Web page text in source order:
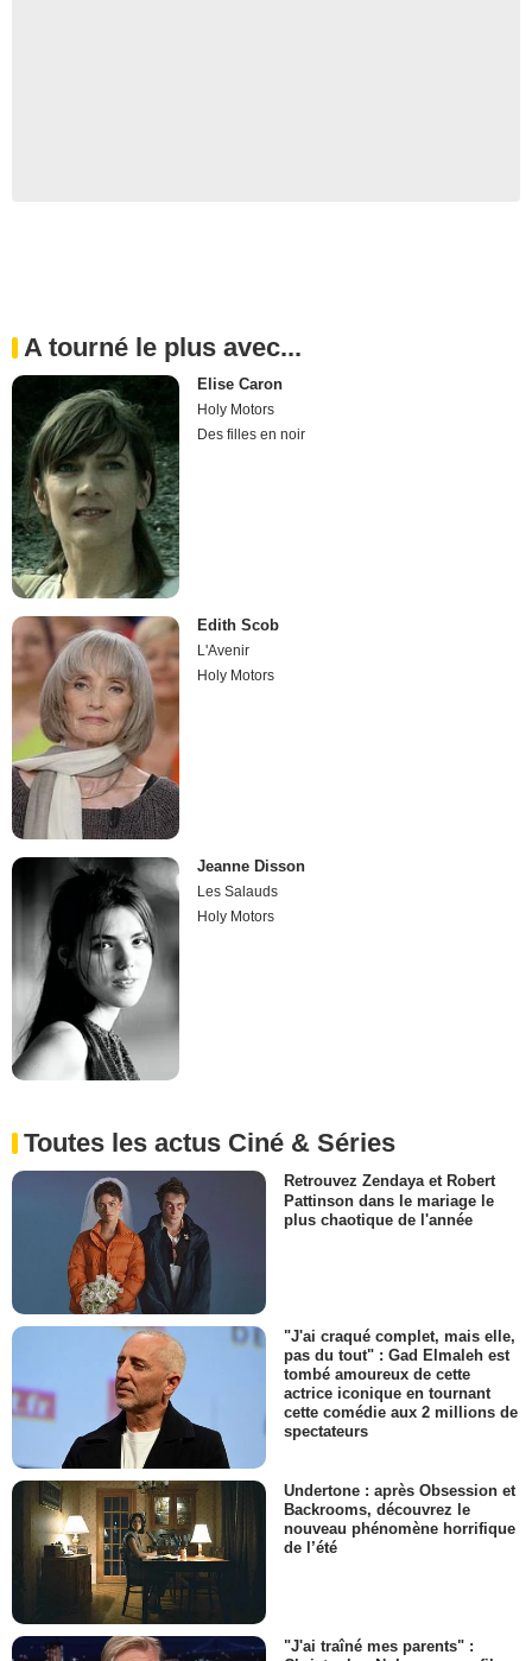
A tourné le plus avec...
Elise Caron
Holy Motors
Des filles en noir
Edith Scob
L'Avenir
Holy Motors
Jeanne Disson
Les Salauds
Holy Motors
Toutes les actus Ciné & Séries
Retrouvez Zendaya et Robert
Pattinson dans le mariage le
plus chaotique de l'année
"J'ai craqué complet, mais elle,
pas du tout" : Gad Elmaleh est
tombé amoureux de cette
actrice iconique en tournant
cette comédie aux 2 millions de
spectateurs
Undertone : après Obsession et
Backrooms, découvrez le
nouveau phénomène horrifique
de l’été
"J'ai traîné mes parents" :